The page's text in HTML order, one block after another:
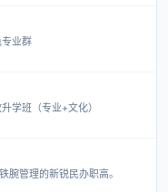
业群
学班（专业+文化）
腕管理的新锐民办职高。